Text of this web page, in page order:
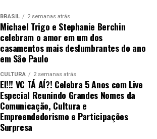
BRASIL 2 semanas atrás
Michael Trigo e Stephanie Berchin
celebram o amor em um dos
casamentos mais deslumbrantes do ano
em São Paulo
CULTURA 2 semanas atrás
EI!!! VC TÁ AÍ?! Celebra 5 Anos com Live
Especial Reunindo Grandes Nomes da
Comunicação, Cultura e
Empreendedorismo e Participações
Surpresa